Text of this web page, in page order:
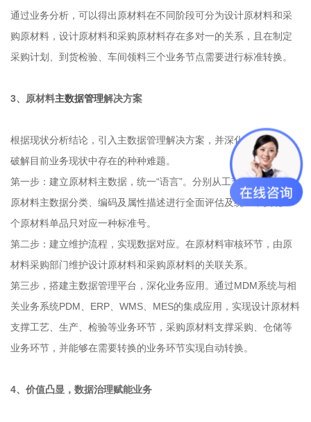
通过业务分析，可以得出原材料在不同阶段可分为设计原材料和采
购原材料，设计原材料和采购原材料存在多对一的关系，且在制定
采购计划、到货检验、车间领料三个业务节点需要进行标准转换。
3、原材料主数据管理解决方案
根据现状分析结论，引入主数据管理解决方案，并深化业务应用，
破解目前业务现状中存在的种种难题。
第一步：建立原材料主数据，统一“语言”。分别从工艺、采购角度对
原材料主数据分类、编码及属性描述进行全面评估及统一，实现一
个原材料单品只对应一种标准号。
第二步：建立维护流程，实现数据对应。在原材料审核环节，由原
材料采购部门维护设计原材料和采购原材料的关联关系。
第三步，搭建主数据管理平台，深化业务应用。通过MDM系统与相
关业务系统PDM、ERP、WMS、MES的集成应用，实现设计原材料
支撑工艺、生产、检验等业务环节，采购原材料支撑采购、仓储等
业务环节，并能够在需要转换的业务环节实现自动转换。
4、价值凸显，数据治理赋能业务